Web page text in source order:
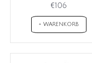
€106
+ WARENKORB